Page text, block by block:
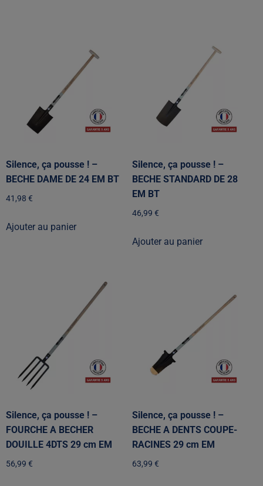
Silence, ça pousse ! –
BECHE DAME DE 24 EM BT
41,98 €
Ajouter au panier
Silence, ça pousse ! –
BECHE STANDARD DE 28
EM BT
46,99 €
Ajouter au panier
Silence, ça pousse ! –
FOURCHE A BECHER
DOUILLE 4DTS 29 cm EM
56,99 €
Silence, ça pousse ! –
BECHE A DENTS COUPE-
RACINES 29 cm EM
63,99 €